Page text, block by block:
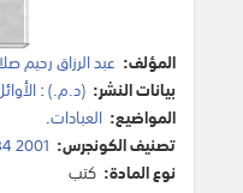
المؤلف: عبد الرزاق رحيم
بيانات النشر: (د.م.):
المواضيع: العبادات.
تصنيف الكونجرس: 2001
نوع المادة: كتب